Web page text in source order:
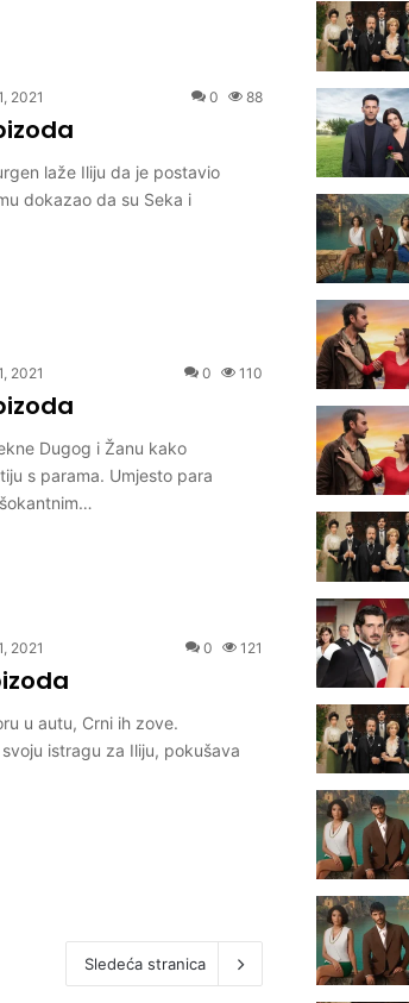
2021 0 88
laže Iliju da je postavio
dokazao da su Seka i
2021 0 110
Dugog i Žanu kako
s parama. Umjesto para
2021 0 121
u autu, Crni ih zove.
istragu za Iliju, pokušava
Sledeća stranica